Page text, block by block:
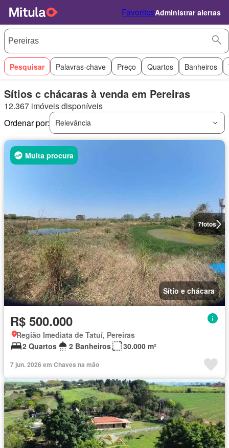
FavoritosAdministrar alertas
Pesquisar Palavras-chave Preço Quartos Banheiros
Sítios c chácaras à venda em Pereiras
12.367 imóveis disponíveis
Ordenar por:
Relevância
7fotos
Muita procura
Sítio e chácara
R$ 500.000
Região Imediata de Tatuí, Pereiras
2 Quartos
2 Banheiros 30.000 m²
7 jun. 2026 em Chaves na mão